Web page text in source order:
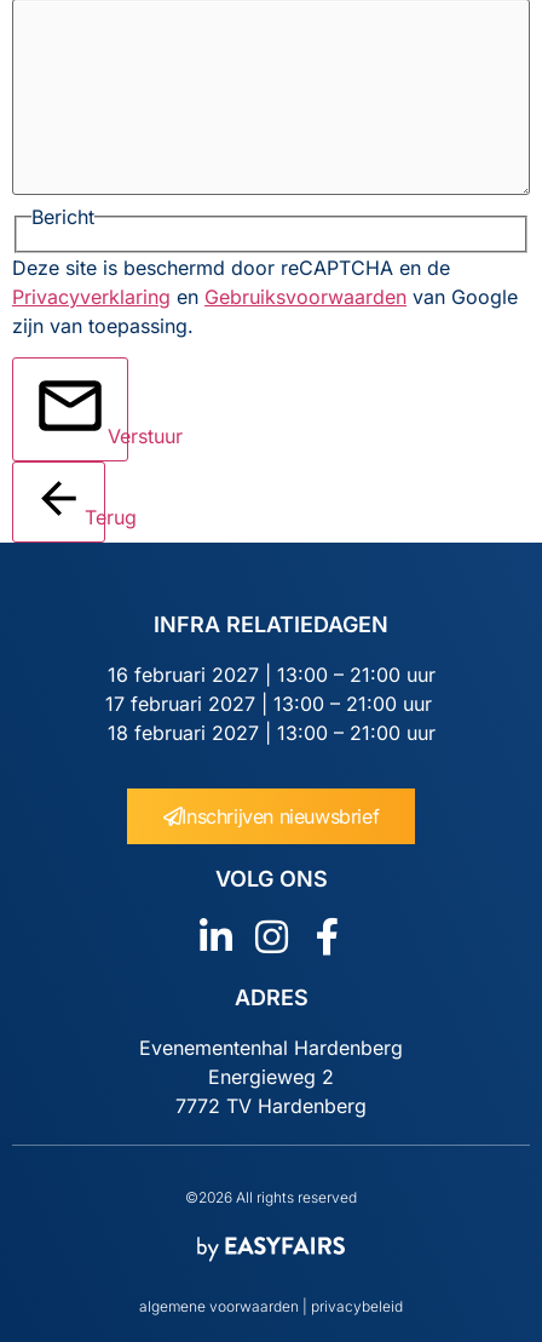
Bericht
Deze site is beschermd door reCAPTCHA en de
Privacyverklaring en Gebruiksvoorwaarden van Google
zijn van toepassing.
Verstuur
Terug
INFRA RELATIEDAGEN
16 februari 2027 | 13:00 – 21:00 uur
17 februari 2027 | 13:00 – 21:00 uur
18 februari 2027 | 13:00 – 21:00 uur
Inschrijven nieuwsbrief
VOLG ONS
ADRES
Evenementenhal Hardenberg
Energieweg 2
7772 TV Hardenberg
©2026 All rights reserved
algemene voorwaarden privacybeleid